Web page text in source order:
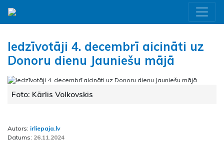
Iedzīvotāji 4. decembrī aicināti uz
Donoru dienu Jauniešu mājā
Foto: Kārlis Volkovskis
Autors: irliepaja.lv
Datums: 26.11.2024